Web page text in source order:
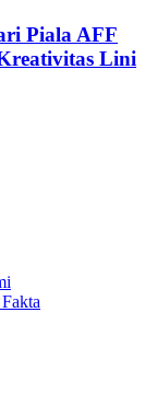
Piala AFF
Lini